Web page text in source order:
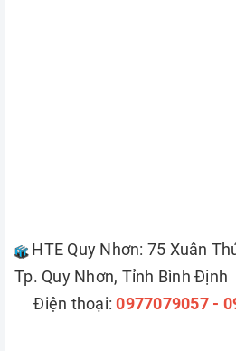
HTE Quy Nhơn: 75 Xuân
Tp. Quy Nhơn, Tỉnh Bình Định
Điện thoại:0977079057 -